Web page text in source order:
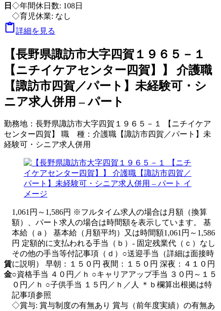
日 ◇年間休日数: 108日
◇育児休業: なし
詳細を見る
【長野県諏訪市大字四賀１９６５－１
【ニチイケアセンター四賀】】 介護職
【諏訪市四賀／パート】未経験可・シ
ニア求人併用 – パート
勤務地： 長野県諏訪市大字四賀１９６５－１ 【ニチイケア
センター四賀】 職 種： 介護職【諏訪市四賀／パート】未
経験可・シニア求人併用
賃
金
1,061円～1,586円 ※フルタイム求人の場合は月額（換算
額）、パート求人の場合は時間額を表示しています。 基
本給（ａ） 基本給（月額平均）又は時間額1,061円～1,586
円 定額的に支払われる手当（ｂ）- 固定残業代（ｃ）なし
その他の手当等付記事項（ｄ）○送迎手当（詳細は面接時
に説明） 早朝：１５０円 夜間：１５０円 深夜：４１０円
○資格手当 ４０円／ｈ ○キャリアアップ手当 ３０円～１５
０円／ｈ ○子供手当 １５円／ｈ／人 ＊ｂ欄算出根拠は特
記事項参照
◇賞与: 賞与制度の有無あり 賞与（前年度実績）の有無あ